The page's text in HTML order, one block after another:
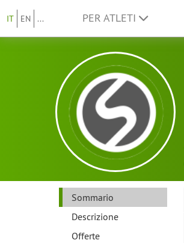
IT EN ... PER ATLETI
Sommario
Descrizione
Offerte